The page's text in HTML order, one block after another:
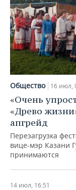
Общество 16 июл,
«Очень
«Древо
апгрейд
Перезагрузка
вице-мэр Казани
принимаются
14 июл, 16:51